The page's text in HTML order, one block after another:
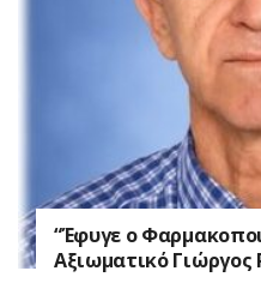
“Έφυγε ο
Αξιωματικό Γιώργος